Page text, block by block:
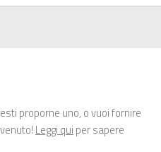
proporne uno, o vuoi fornire
Leggi qui per sapere